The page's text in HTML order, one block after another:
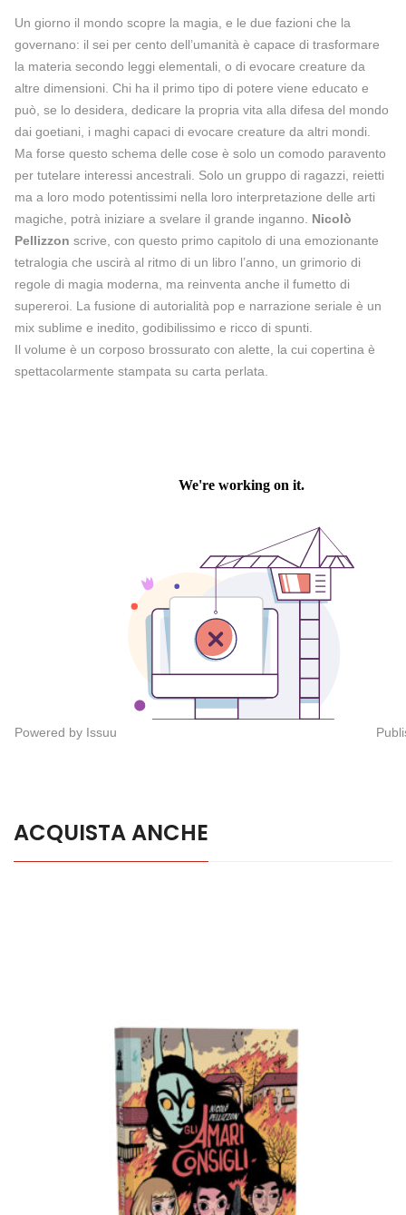
Un giorno il mondo scopre la magia, e le due fazioni che la
governano: il sei per cento dell’umanità è capace di trasformare
la materia secondo leggi elementali, o di evocare creature da
altre dimensioni. Chi ha il primo tipo di potere viene educato e
può, se lo desidera, dedicare la propria vita alla difesa del mondo
dai goetiani, i maghi capaci di evocare creature da altri mondi.
Ma forse questo schema delle cose è solo un comodo paravento
per tutelare interessi ancestrali. Solo un gruppo di ragazzi, reietti
ma a loro modo potentissimi nella loro interpretazione delle arti
magiche, potrà iniziare a svelare il grande inganno. Nicolò
Pellizzon scrive, con questo primo capitolo di una emozionante
tetralogia che uscirà al ritmo di un libro l’anno, un grimorio di
regole di magia moderna, ma reinventa anche il fumetto di
supereroi. La fusione di autorialità pop e narrazione seriale è un
mix sublime e inedito, godibilissimo e ricco di spunti.
Il volume è un corposo brossurato con alette, la cui copertina è
spettacolarmente stampata su carta perlata.
Powered by Issuu
ACQUISTA ANCHE